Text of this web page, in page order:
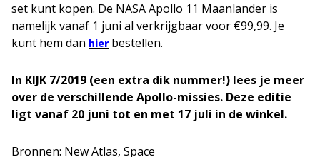
set kunt kopen. De NASA Apollo 11 Maanlander is
namelijk vanaf 1 juni al verkrijgbaar voor €99,99. Je
kunt hem dan hierbestellen.
In KIJK 7/2019 (een extra dik nummer!) lees je meer
over de verschillende Apollo-missies. Deze editie
ligt vanaf 20 juni tot en met 17 juli in de winkel.
Bronnen: New Atlas, Space